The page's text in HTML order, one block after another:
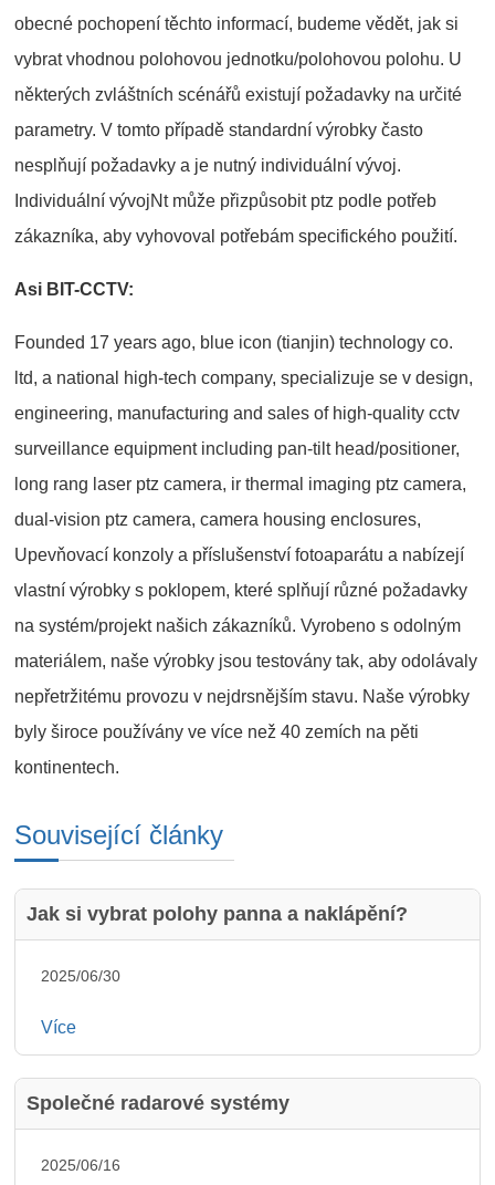
obecné pochopení těchto informací, budeme vědět, jak si
vybrat vhodnou polohovou jednotku/polohovou polohu. U
některých zvláštních scénářů existují požadavky na určité
parametry. V tomto případě standardní výrobky často
nesplňují požadavky a je nutný individuální vývoj.
Individuální vývojNt může přizpůsobit ptz podle potřeb
zákazníka, aby vyhovoval potřebám specifického použití.
Asi BIT-CCTV:
Founded 17 years ago, blue icon (tianjin) technology co.
ltd, a national high-tech company, specializuje se v design,
engineering, manufacturing and sales of high-quality cctv
surveillance equipment including pan-tilt head/positioner,
long rang laser ptz camera, ir thermal imaging ptz camera,
dual-vision ptz camera, camera housing enclosures,
Upevňovací konzoly a příslušenství fotoaparátu a nabízejí
vlastní výrobky s poklopem, které splňují různé požadavky
na systém/projekt našich zákazníků. Vyrobeno s odolným
materiálem, naše výrobky jsou testovány tak, aby odolávaly
nepřetržitému provozu v nejdrsnějším stavu. Naše výrobky
byly široce používány ve více než 40 zemích na pěti
kontinentech.
Související články
Jak si vybrat polohy panna a naklápění?
2025/06/30
Více
Společné radarové systémy
2025/06/16